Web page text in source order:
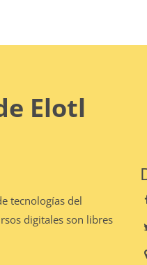
Elotl
tecnologías del
digitales son libres